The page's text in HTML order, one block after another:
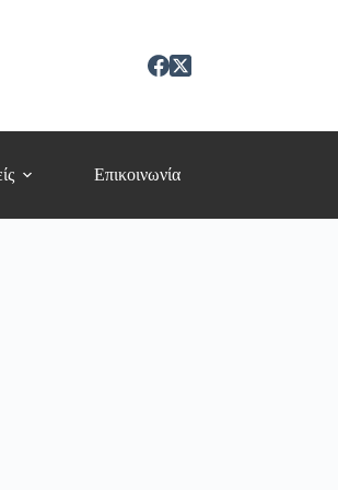
Επικοινωνία